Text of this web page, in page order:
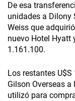
De esa
unidades a Dilony
Weiss que
nuevo Hotel Hyatt
1.161.100.
Los restantes
Gilson Overseas
utilizó para